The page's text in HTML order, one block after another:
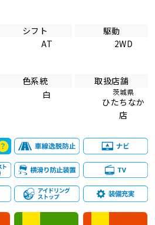
シフト
AT
駆動
2WD
色系統
白
取扱店舗
茨城県
ひたちなか
店